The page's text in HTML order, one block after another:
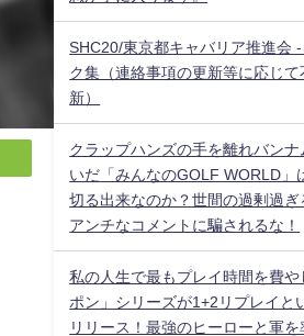
SHC20/東京都キャバリア推進会
ク集（連絡事項の更新等に応じて
新）
クラップハンズの手を離れバンナ
いだ「みんなのGOLF WORLD」
切る出来なのか？世間の過剰過ぎ
アンチなコメントに騙されるな！
私の人生で最もプレイ時間を費や
ポン」シリーズが1+2リプレイと
リリース！最強のヒーローと軍